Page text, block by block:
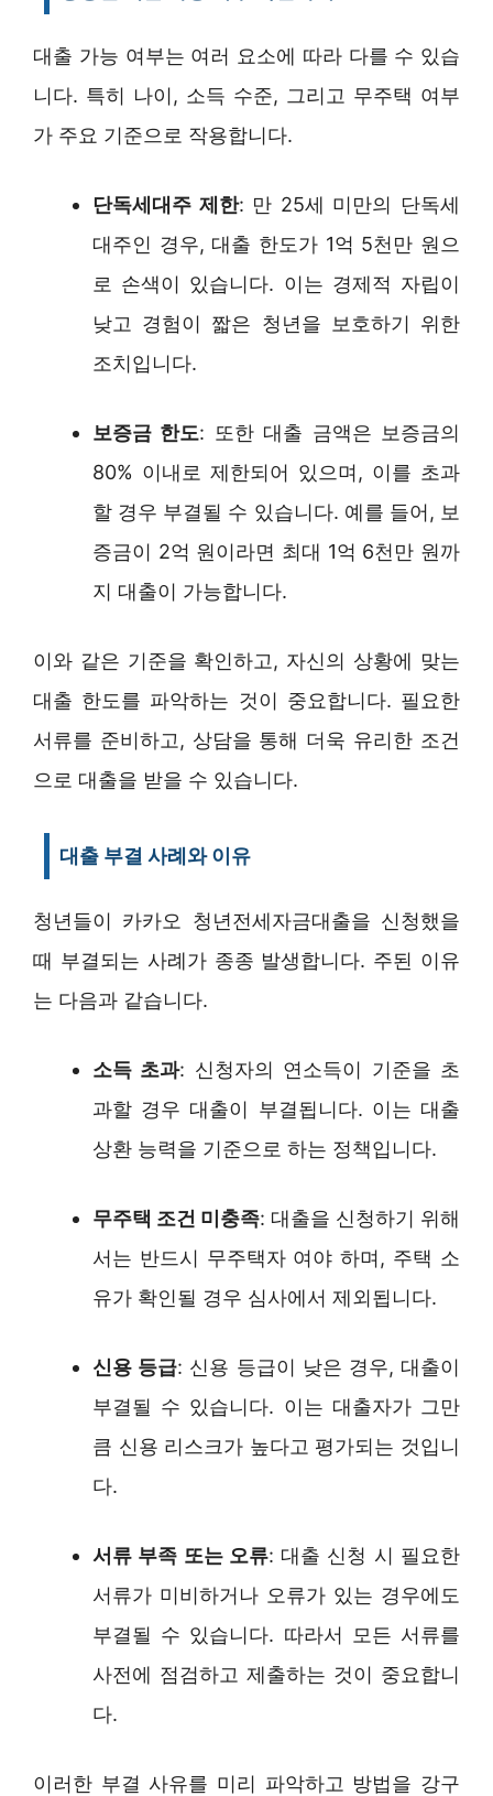
대출 가능 여부는 여러 요소에 따라 다를 수 있습
니다. 특히 나이, 소득 수준, 그리고 무주택 여부
가 주요 기준으로 작용합니다.
단독세대주 제한: 만 25세 미만의 단독세
대주인 경우, 대출 한도가 1억 5천만 원으
로 손색이 있습니다. 이는 경제적 자립이
낮고 경험이 짧은 청년을 보호하기 위한
조치입니다.
보증금 한도: 또한 대출 금액은 보증금의
80% 이내로 제한되어 있으며, 이를 초과
할 경우 부결될 수 있습니다. 예를 들어, 보
증금이 2억 원이라면 최대 1억 6천만 원까
지 대출이 가능합니다.
이와 같은 기준을 확인하고, 자신의 상황에 맞는
대출 한도를 파악하는 것이 중요합니다. 필요한
서류를 준비하고, 상담을 통해 더욱 유리한 조건
으로 대출을 받을 수 있습니다.
대출 부결 사례와 이유
청년들이 카카오 청년전세자금대출을 신청했을
때 부결되는 사례가 종종 발생합니다. 주된 이유
는 다음과 같습니다.
소득 초과: 신청자의 연소득이 기준을 초
과할 경우 대출이 부결됩니다. 이는 대출
상환 능력을 기준으로 하는 정책입니다.
무주택 조건 미충족: 대출을 신청하기 위해
서는 반드시 무주택자 여야 하며, 주택 소
유가 확인될 경우 심사에서 제외됩니다.
신용 등급: 신용 등급이 낮은 경우, 대출이
부결될 수 있습니다. 이는 대출자가 그만
큼 신용 리스크가 높다고 평가되는 것입니
다.
서류 부족 또는 오류: 대출 신청 시 필요한
서류가 미비하거나 오류가 있는 경우에도
부결될 수 있습니다. 따라서 모든 서류를
사전에 점검하고 제출하는 것이 중요합니
다.
이러한 부결 사유를 미리 파악하고 방법을 강구